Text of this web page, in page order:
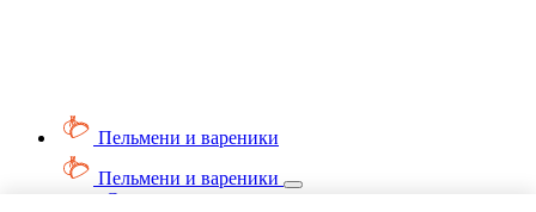
Пельмени и вареники
Пельмени и вареники
Смотреть весь раздел